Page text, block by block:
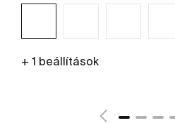
+ 1 beállítások